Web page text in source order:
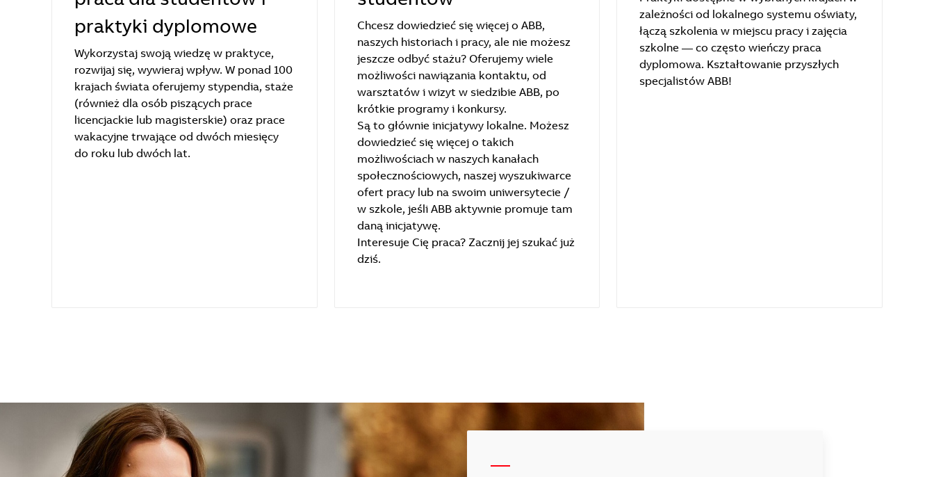
praktyki dyplomowe
Wykorzystaj swoją wiedzę w praktyce,
rozwijaj się, wywieraj wpływ. W ponad 100
krajach świata oferujemy stypendia, staże
(również dla osób piszących prace
licencjackie lub magisterskie) oraz prace
wakacyjne trwające od dwóch miesięcy
do roku lub dwóch lat.
Chcesz dowiedzieć się więcej o ABB,
naszych historiach i pracy, ale nie możesz
jeszcze odbyć stażu? Oferujemy wiele
możliwości nawiązania kontaktu, od
warsztatów i wizyt w siedzibie ABB, po
krótkie programy i konkursy.
Są to głównie inicjatywy lokalne. Możesz
dowiedzieć się więcej o takich
możliwościach w naszych kanałach
społecznościowych, naszej wyszukiwarce
ofert pracy lub na swoim uniwersytecie /
w szkole, jeśli ABB aktywnie promuje tam
daną inicjatywę.
​​​​​​​Interesuje Cię praca? Zacznij jej szukać już
dziś.
zależności od lokalnego systemu oświaty,
łączą szkolenia w miejscu pracy i zajęcia
szkolne — co często wieńczy praca
dyplomowa. Kształtowanie przyszłych
specjalistów ABB!
—